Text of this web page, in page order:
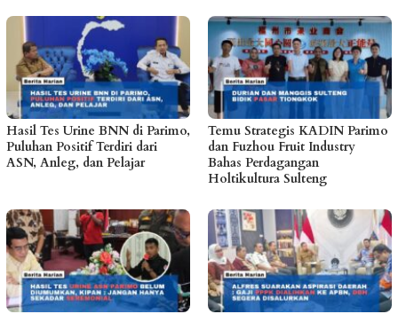
Hasil Tes Urine BNN di Parimo,
Puluhan Positif Terdiri dari
ASN, Anleg, dan Pelajar
Temu Strategis KADIN Parimo
dan Fuzhou Fruit Industry
Bahas Perdagangan
Holtikultura Sulteng